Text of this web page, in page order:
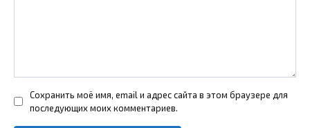
Сохранить моё имя, email и адрес сайта в этом браузере для
последующих моих комментариев.